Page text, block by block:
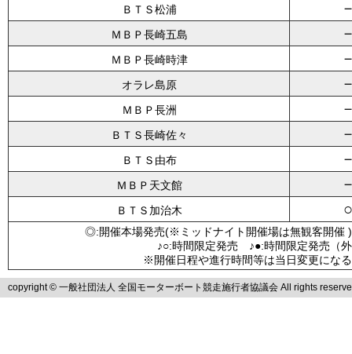
ＢＴＳ松浦
ＭＢＰ長崎五島
ＭＢＰ長崎時津
オラレ島原
ＭＢＰ長洲
ＢＴＳ長崎佐々
ＢＴＳ由布
ＭＢＰ天文館
ＢＴＳ加治木 ○
◎:開催本場発売(※ミッドナイト開催場は無観客
♪○:時間限定発売 ♪●:時間限定発売
※開催日程や進行時間等は当日変更にな
copyright © 一般社団法人 全国モーターボート競走施行者協議会 All rights